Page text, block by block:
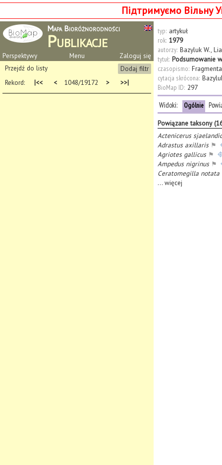
Підтримуємо Вільну
Mapa Bioróżnorodności
Publikacje
Perspektywy Zaloguj się
Menu
Dodaj filtr
Przejdź do listy
Rekord:
|<< < 1048/19172 > >>|
typ: artykuł
rok: 1979
autorzy: Bazyluk W.,
tytuł: Podsumowanie
czasopismo:
cytacja skrócona:
BioMap ID: 297
Widoki: Ogólnie
Powiązane taksony
Actenicerus
Adrastus axillaris ⚑
Agriotes gallicus ⚑
Ampedus nigrinus ⚑
Ceratomegilla notata
... więcej